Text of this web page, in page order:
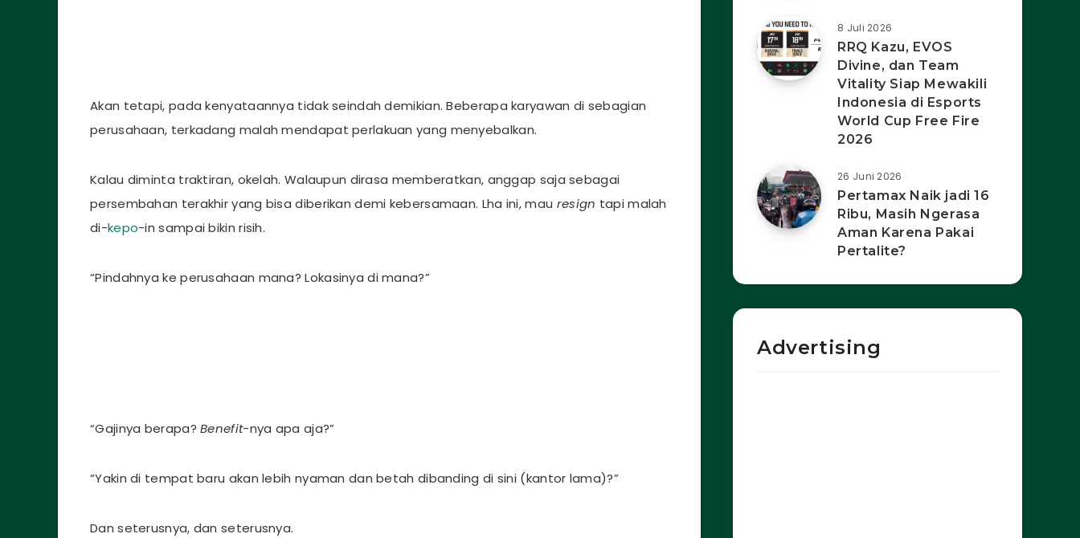
Akan tetapi, pada kenyataannya tidak seindah demikian. Beberapa karyawan di sebagian
perusahaan, terkadang malah mendapat perlakuan yang menyebalkan.
Kalau diminta traktiran, okelah. Walaupun dirasa memberatkan, anggap saja sebagai
persembahan terakhir yang bisa diberikan demi kebersamaan. Lha ini, mau resign tapi malah
di-kepo-in sampai bikin risih.
“Pindahnya ke perusahaan mana? Lokasinya di mana?”
“Gajinya berapa?Benefit-nya apa aja?”
“Yakin di tempat baru akan lebih nyaman dan betah dibanding di sini (kantor lama)?”
Dan seterusnya, dan seterusnya.
8 Juli 2026
RRQ Kazu, EVOS
Divine, dan Team
Vitality Siap Mewakili
Indonesia di Esports
World Cup Free Fire
2026
26 Juni 2026
Pertamax Naik jadi 16
Ribu, Masih Ngerasa
Aman Karena Pakai
Pertalite?
Advertising